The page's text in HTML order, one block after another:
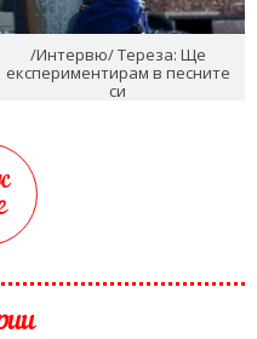
/Интервю/ Тереза: Ще
експериментирам в песните
си